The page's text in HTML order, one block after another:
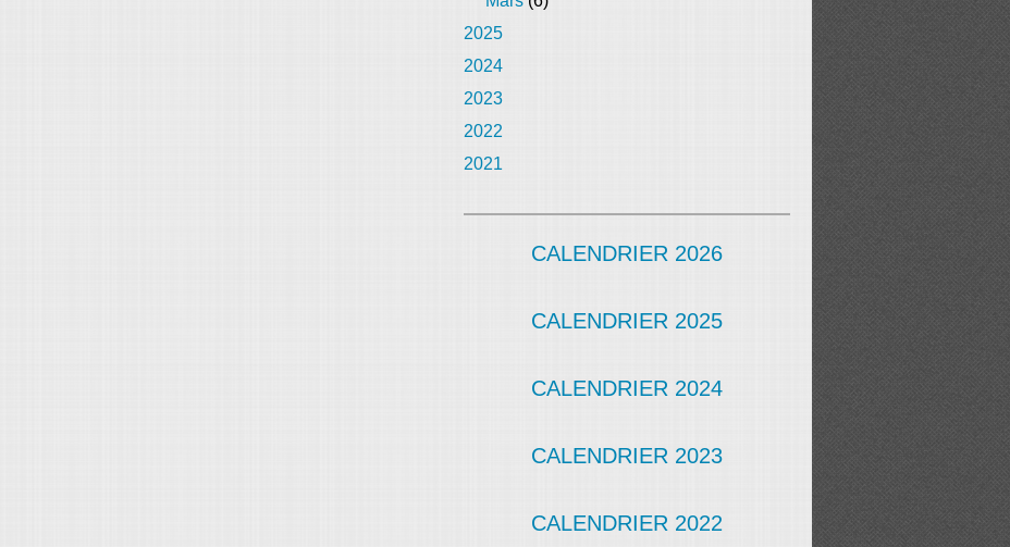
2025
2024
2023
2022
2021
CALENDRIER 2026
CALENDRIER 2025
CALENDRIER 2024
CALENDRIER 2023
CALENDRIER 2022